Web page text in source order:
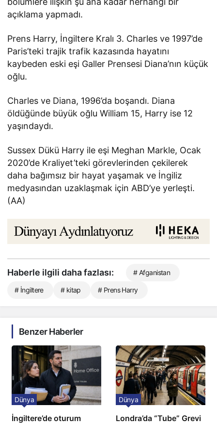
açıklama yapmadı.
Prens Harry, İngiltere Kralı 3. Charles ve 1997’de
Paris’teki trajik trafik kazasında hayatını
kaybeden eski eşi Galler Prensesi Diana’nın küçük
oğlu.
Charles ve Diana, 1996’da boşandı. Diana
öldüğünde büyük oğlu William 15, Harry ise 12
yaşındaydı.
Sussex Dükü Harry ile eşi Meghan Markle, Ocak
2020’de Kraliyet’teki görevlerinden çekilerek
daha bağımsız bir hayat yaşamak ve İngiliz
medyasından uzaklaşmak için ABD’ye yerleşti.
(AA)
Haberle ilgili daha fazlası: # Afganistan
# İngiltere # kitap # Prens Harry
Benzer Haberler
İngiltere’de oturum
Dünya
Londra’da “Tube” Grevi
Dünya